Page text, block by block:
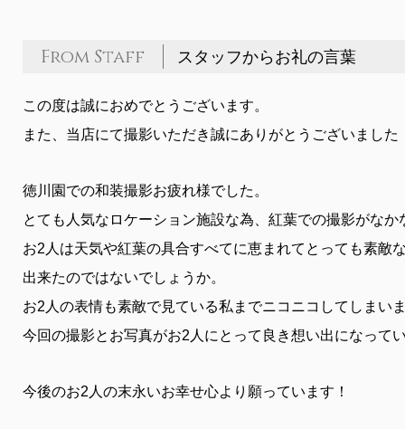
From Staff スタッフからお礼の言葉
この度は誠におめでとうございます。
また、当店にて撮影いただき誠にありがとうございました
徳川園での和装撮影お疲れ様でした。
とても人気なロケーション施設な為、紅葉での撮影がなか
お2人は天気や紅葉の具合すべてに恵まれてとっても素敵
出来たのではないでしょうか。
お2人の表情も素敵で見ている私までニコニコしてしまい
今回の撮影とお写真がお2人にとって良き想い出になって
今後のお2人の末永いお幸せ心より願っています！